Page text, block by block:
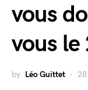
vous
vous
by Léo Guittet